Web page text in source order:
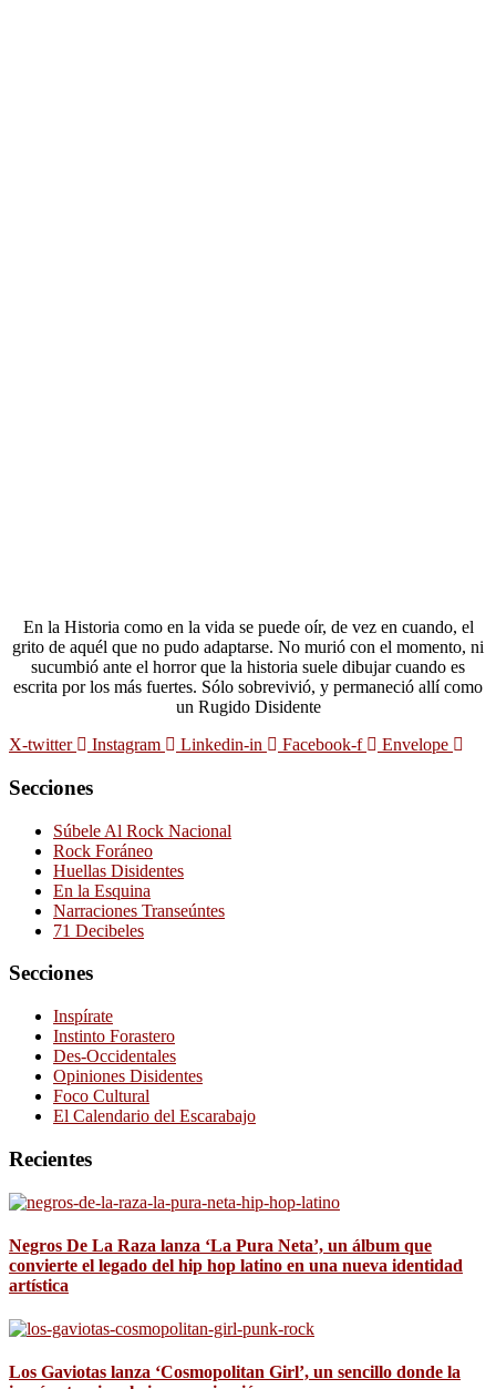
En la Historia como en la vida se puede oír, de vez en cuando, el
grito de aquél que no pudo adaptarse. No murió con el momento, ni
sucumbió ante el horror que la historia suele dibujar cuando es
escrita por los más fuertes. Sólo sobrevivió, y permaneció allí como
un Rugido Disidente
X-twitter
Instagram Linkedin-in Facebook-f Envelope
Secciones
Súbele Al Rock Nacional
Rock Foráneo
Huellas Disidentes
En la Esquina
Narraciones Transeúntes
71 Decibeles
Secciones
Inspírate
Instinto Forastero
Des-Occidentales
Opiniones Disidentes
Foco Cultural
El Calendario del Escarabajo
Recientes
Negros De La Raza lanza ‘La Pura Neta’, un álbum que
convierte el legado del hip hop latino en una nueva identidad
artística
Los Gaviotas lanza ‘Cosmopolitan Girl’, un sencillo donde la